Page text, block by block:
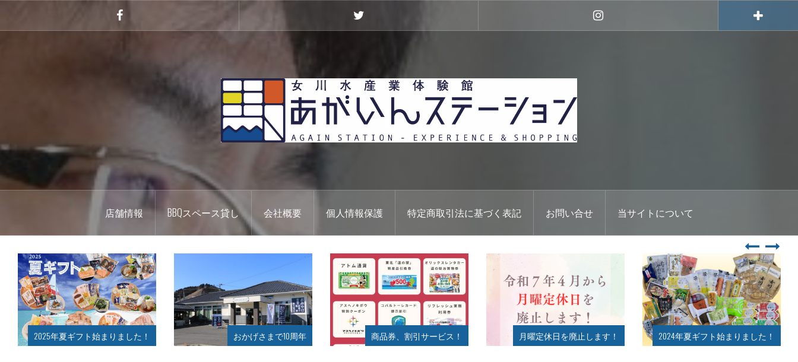
プ
店舗情報 BBQスペース貸し 会社概要 個人情報保護 特定商取引法に基づく表記 お問い合せ 当サイトについて
2025年夏ギフト始まりました！ おかげさまで10周年 商品券、割引サービス！ 月曜定休日を廃止します！ 2024年夏ギフト始まりました！